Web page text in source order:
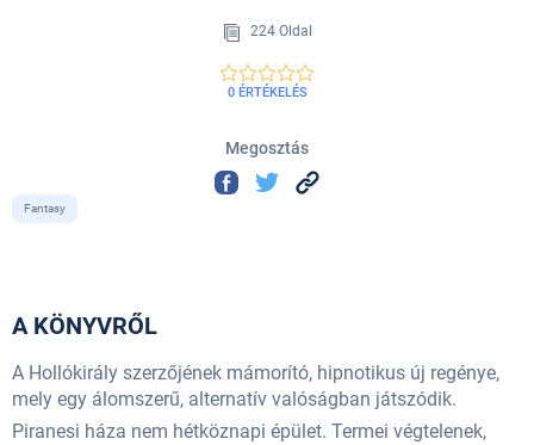
224 Oldal
0 ÉRTÉKELÉS
Megosztás
Fantasy
A KÖNYVRŐL
A Hollókirály szerzőjének mámorító, hipnotikus új regénye,
mely egy álomszerű, alternatív valóságban játszódik.
Piranesi háza nem hétköznapi épület. Termei végtelenek,